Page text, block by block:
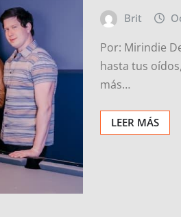
Brit
Por: Mirindie
hasta tus
más…
LEER MÁS